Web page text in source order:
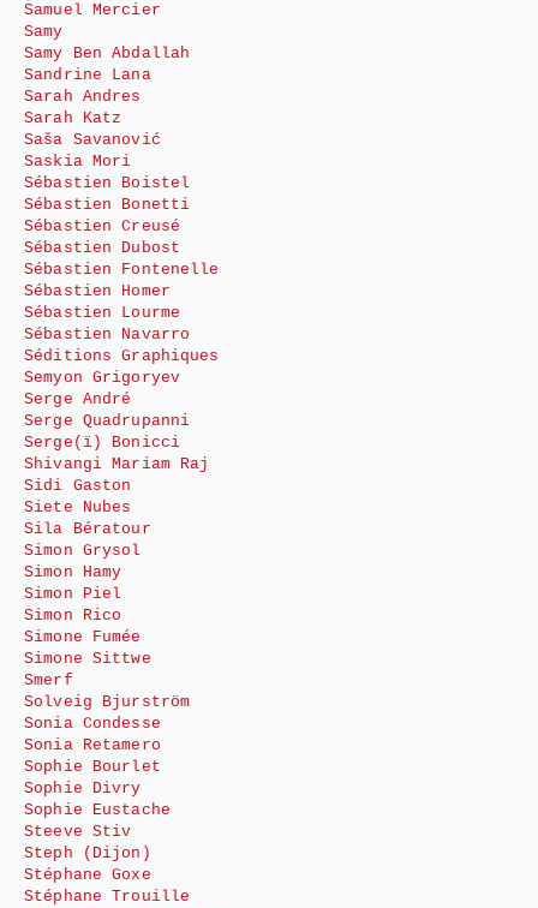
Samuel Mercier
Samy
Samy Ben Abdallah
Sandrine Lana
Sarah Andres
Sarah Katz
Saša Savanović
Saskia Mori
Sébastien Boistel
Sébastien Bonetti
Sébastien Creusé
Sébastien Dubost
Sébastien Fontenelle
Sébastien Homer
Sébastien Lourme
Sébastien Navarro
Séditions Graphiques
Semyon Grigoryev
Serge André
Serge Quadrupanni
Serge(ï) Bonicci
Shivangi Mariam Raj
Sidi Gaston
Siete Nubes
Sila Bératour
Simon Grysol
Simon Hamy
Simon Piel
Simon Rico
Simone Fumée
Simone Sittwe
Smerf
Solveig Bjurström
Sonia Condesse
Sonia Retamero
Sophie Bourlet
Sophie Divry
Sophie Eustache
Steeve Stiv
Steph (Dijon)
Stéphane Goxe
Stéphane Trouille